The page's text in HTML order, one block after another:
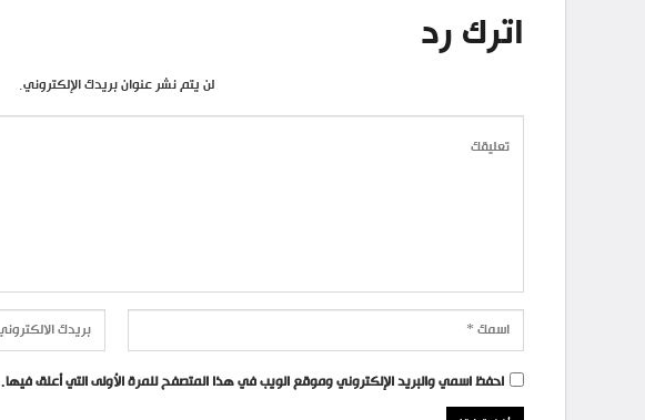
اترك رد
لن يتم نشر عنوان بريدك الإلكتروني.
احفظ اسمي والبريد الإلكتروني وموقع الويب في هذا المتصفح للمرة الأولى التي أعلق فيها.